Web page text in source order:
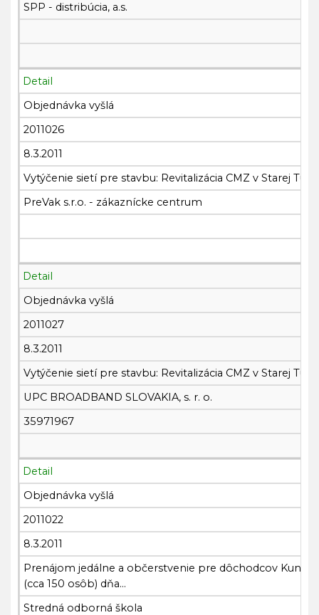
SPP - distribúcia, a.s.
Detail
Objednávka vyšlá
2011026
8.3.2011
Vytýčenie sietí pre stavbu: Revitalizácia CMZ v Starej Turej
PreVak s.r.o. - zákaznícke centrum
Detail
Objednávka vyšlá
2011027
8.3.2011
Vytýčenie sietí pre stavbu: Revitalizácia CMZ v Starej Turej
UPC BROADBAND SLOVAKIA, s. r. o.
35971967
Detail
Objednávka vyšlá
2011022
8.3.2011
Prenájom jedálne a občerstvenie pre dôchodcov
(cca 150 osôb) dňa...
Stredná odborná škola